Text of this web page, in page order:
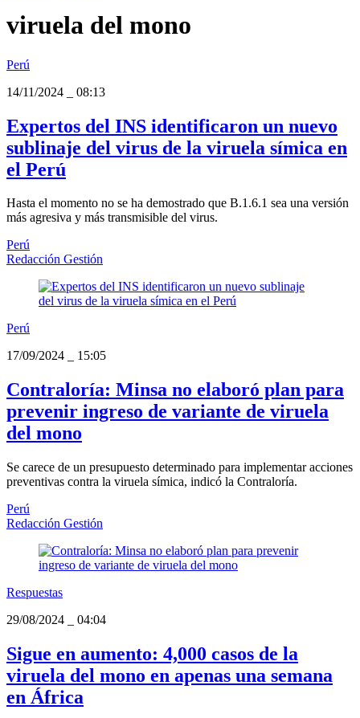
viruela del mono
Perú
14/11/2024
08:13
Expertos del INS identificaron un nuevo
sublinaje del virus de la viruela símica en
el Perú
Hasta el momento no se ha demostrado que B.1.6.1 sea una versión
más agresiva y más transmisible del virus.
Perú
Redacción Gestión
Perú
17/09/2024
15:05
Contraloría: Minsa no elaboró plan para
prevenir ingreso de variante de viruela
del mono
Se carece de un presupuesto determinado para implementar acciones
preventivas contra la viruela símica, indicó la Contraloría.
Perú
Redacción Gestión
Respuestas
29/08/2024
04:04
Sigue en aumento: 4,000 casos de la
viruela del mono en apenas una semana
en África